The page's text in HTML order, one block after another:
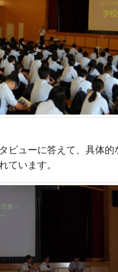
施となりましたが、小豆
参加してくれました。
生のあいさつの後、学校